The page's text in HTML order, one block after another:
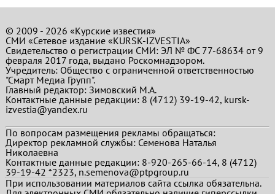
© 2009 - 2026 «Курские известия»
СМИ «Сетевое издание «KURSK-IZVESTIA»
Свидетельство о регистрации СМИ: ЭЛ № ФС 77-68634 от 9
февраля 2017 года, выдано Роскомнадзором.
Учредитель: Общество с ограниченной ответственностью
"Смарт Медиа Групп".
Главный редактор:Зимовский М.А.
Контактные данные редакции: 8 (4712) 39-19-42, kursk-
izvestia@yandex.ru
По вопросам размещения рекламы обращаться:
Директор рекламной службы: Семенова Наталья
Николаевна
Контактные данные редакции: 8-920-265-66-14, 8 (4712)
39-19-42 *2323, n.semenova@ptpgroup.ru
При использовании материалов сайта ссылка обязательна.